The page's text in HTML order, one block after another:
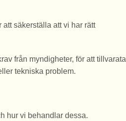
säkerställa att vi har rätt
från myndigheter, för att tillvarata
tekniska problem.
hur vi behandlar dessa.